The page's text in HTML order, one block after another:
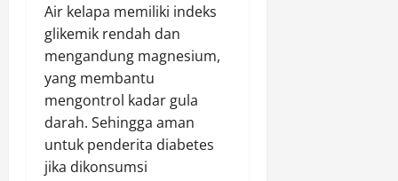
Air kelapa memiliki indeks
glikemik rendah dan
mengandung magnesium,
yang membantu
mengontrol kadar gula
darah. Sehingga aman
untuk penderita diabetes
jika dikonsumsi